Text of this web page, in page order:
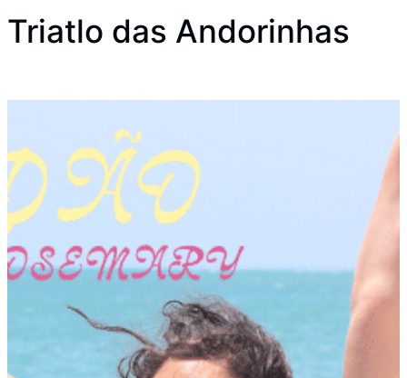
Triatlo das Andorinhas